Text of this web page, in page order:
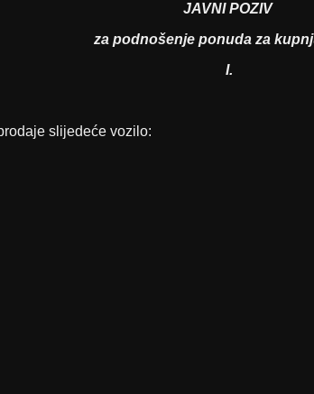
JAVNI POZIV
za podnošenje ponuda za
I.
slijedeće vozilo: